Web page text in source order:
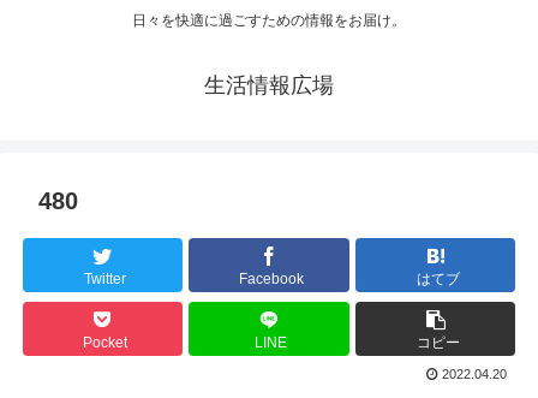
日々を快適に過ごすための情報をお届け。
生活情報広場
480
Twitter Facebook はてブ
Pocket LINE コピー
2022.04.20